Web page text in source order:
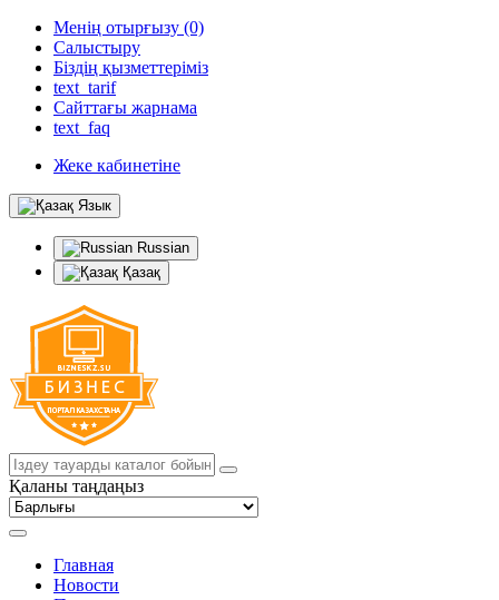
Менің отырғызу (0)
Салыстыру
Біздің қызметтеріміз
text_tarif
Сайттағы жарнама
text_faq
Жеке кабинетіне
Язык
Russian
Қазақ
Қаланы таңдаңыз
Главная
Новости